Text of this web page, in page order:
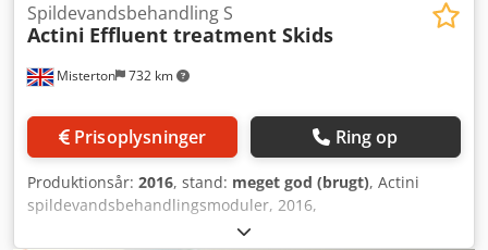
specifikationer, yderligere billeder eller et skræddersyet
tilbud. Vi kan arrangere levering til hele verden.
Misterton 732 km
Spildevandsbehandling S
Actini Effluent treatment Skids
Prisoplysninger Ring op
Produktionsår: 2016, stand: meget god (brugt), Actini
spildevandsbehandlingsmoduler, 2016,
spildevandsbehandlingssystem med både pH-